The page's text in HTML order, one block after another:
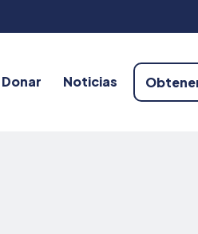
Donar Noticias